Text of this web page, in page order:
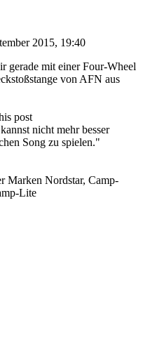
2015, 19:40
gerade mit einer Four-Wheel
von AFN aus
post
nicht mehr besser
Song zu spielen."
Marken Nordstar, Camp-
Lite